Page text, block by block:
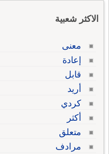
الاكثر شعبية
معنى
إعادة
قابل
أريد
كردي
أكثر
متعلق
مرادف